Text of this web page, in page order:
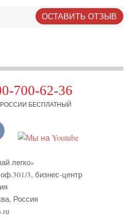
ОСТАВИТЬ ОТЗЫВ
700-62-36
БЕСПЛАТНЫЙ
легко»
3, бизнес-центр
Россия